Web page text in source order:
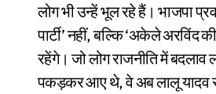
लोग भी उन्हें भूल रहे हैं। भाजपा
पार्टी’ नहीं, बल्कि ‘अकेले अरविंद
रहेंगे। जो लोग राजनीति में
पकड़कर आए थे, वे अब लालू यादव